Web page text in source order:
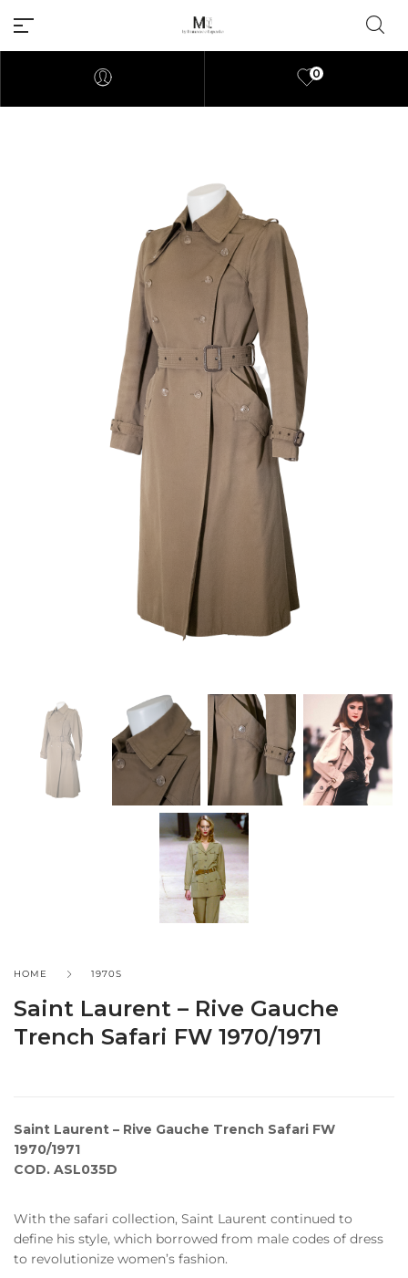
sell creative assets, use smart
design templates, learn
creative skills or even hire
freelancers. With an industry-
leading marketplace paired
with an unlimited subscription
service, Envato helps creatives
like you get projects done
faster.
About Envato
Careers
Privacy Policy
Sitemap
Community
Blog
Forums
Meetups
0
HOME 1970S
Saint Laurent – Rive Gauche
Trench Safari FW 1970/1971
Saint Laurent – Rive Gauche Trench Safari FW
1970/1971
COD. ASL035D
With the safari collection, Saint Laurent continued to
define his style, which borrowed from male codes of dress
to revolutionize women’s fashion.